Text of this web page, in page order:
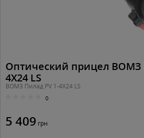
Оптический прицел ВОМЗ
4Х24 LS
ВОМЗ Пилад PV 1-4Х24 LS
0
5 409 грн